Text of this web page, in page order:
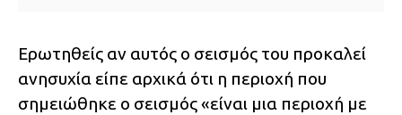
Ερωτηθείς αν αυτός ο σεισμός του προκαλεί
ανησυχία είπε αρχικά ότι η περιοχή που
σημειώθηκε ο σεισμός «είναι μια περιοχή με